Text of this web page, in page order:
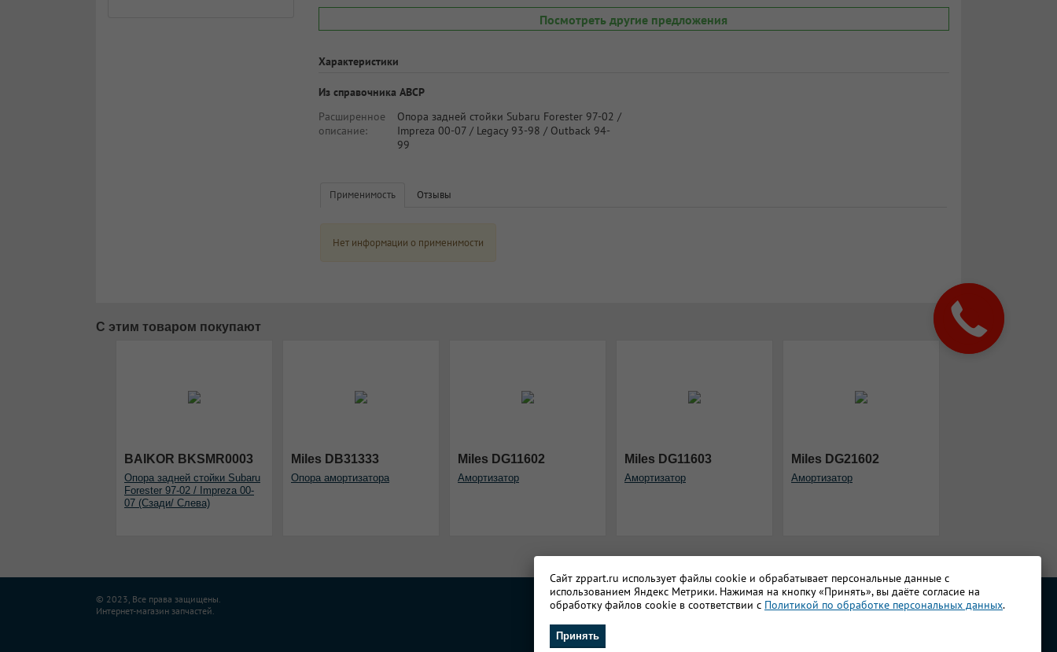
Сайт zppart.ru использует файлы cookie и обрабатывает персональные данные с
использованием Яндекс Метрики. Нажимая на кнопку «Принять», вы даёте согласие на
обработку файлов cookie в соответствии с Политикой по обработке персональных данных.
Принять
Посмотреть другие предложения
Характеристики
Из справочника ABCP
Расширенное
описание:
Опора задней стойки Subaru Forester 97-02 /
Impreza 00-07 / Legacy 93-98 / Outback 94-
99
Применимость Отзывы
Нет информации о применимости
С этим товаром покупают
BAIKOR BKSMR0003
Опора задней стойки Subaru
Forester 97-02 / Impreza 00-
07 (Сзади/ Слева)
Miles DB31333
Опора амортизатора
Miles DG11602
Амортизатор
Miles DG11603
Амортизатор
Miles DG21602
Амортизатор
© 2023, Все права защищены.
Интернет-магазин запчастей.